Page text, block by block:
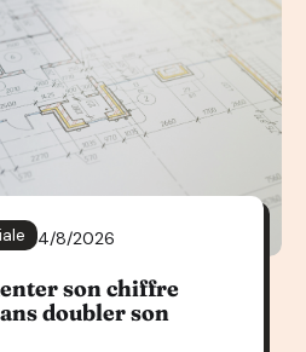
4/8/2026
son chiffre
doubler son